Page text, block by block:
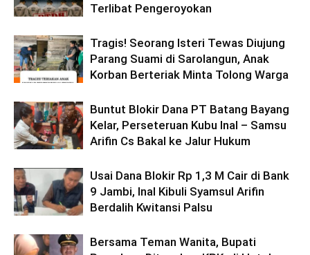
Terlibat Pengeroyokan
Tragis! Seorang Isteri Tewas Diujung
Parang Suami di Sarolangun, Anak
Korban Berteriak Minta Tolong Warga
Buntut Blokir Dana PT Batang Bayang
Kelar, Perseteruan Kubu Inal – Samsu
Arifin Cs Bakal ke Jalur Hukum
Usai Dana Blokir Rp 1,3 M Cair di Bank
9 Jambi, Inal Kibuli Syamsul Arifin
Berdalih Kwitansi Palsu
Bersama Teman Wanita, Bupati